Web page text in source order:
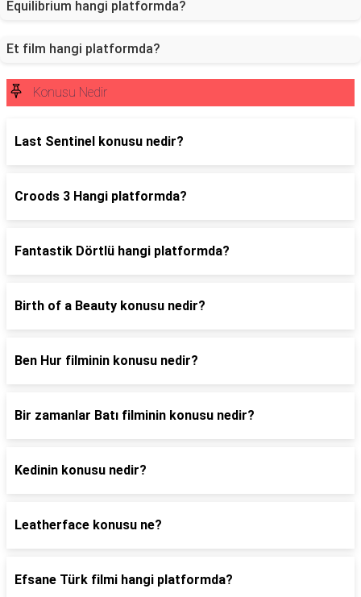
Equilibrium hangi platformda?
Et film hangi platformda?
Konusu Nedir
Last Sentinel konusu nedir?
Croods 3 Hangi platformda?
Fantastik Dörtlü hangi platformda?
Birth of a Beauty konusu nedir?
Ben Hur filminin konusu nedir?
Bir zamanlar Batı filminin konusu nedir?
Kedinin konusu nedir?
Leatherface konusu ne?
Efsane Türk filmi hangi platformda?